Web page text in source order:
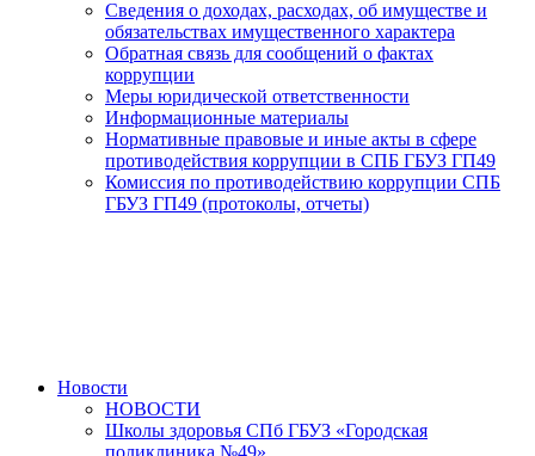
Сведения о доходах, расходах, об имуществе и
обязательствах имущественного характера
Обратная связь для сообщений о фактах
коррупции
Меры юридической ответственности
Информационные материалы
Нормативные правовые и иные акты в сфере
противодействия коррупции в СПБ ГБУЗ ГП49
Комиссия по противодействию коррупции СПБ
ГБУЗ ГП49 (протоколы, отчеты)
Новости
НОВОСТИ
Школы здоровья СПб ГБУЗ «Городская
поликлиника №49»